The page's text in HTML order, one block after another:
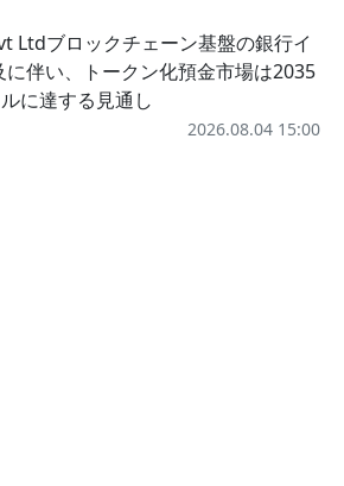
Ltdブロックチェーン基盤の銀行イ
に伴い、トークン化預金市場は2035
に達する見通し
2026.08.04 15:00